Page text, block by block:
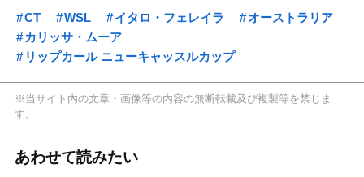
CT WSL イタロ・フェレイラ
オーストラリア
カリッサ・ムーア
リップカール ニューキャッスルカップ
※当サイト内の文章・画像等の内容の無断転載及び複製等を禁じま
す。
あわせて読みたい